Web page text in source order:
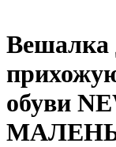
Вешалка
обуви